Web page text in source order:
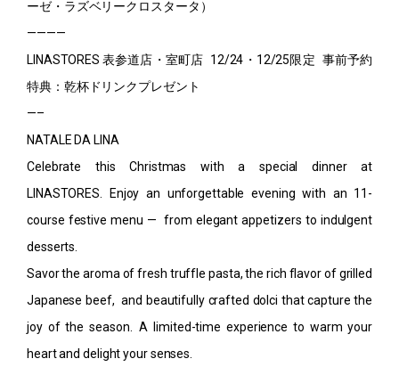
ーゼ・ラズベリークロスタータ）
————
LINASTORES 表参道店・室町店 12/24・12/25限定 事前予約
特典：乾杯ドリンクプレゼント
—–
NATALE DA LINA
Celebrate this Christmas with a special dinner at
LINASTORES. Enjoy an unforgettable evening with an 11-
course festive menu — from elegant appetizers to indulgent
desserts.
Savor the aroma of fresh truffle pasta, the rich flavor of grilled
Japanese beef, and beautifully crafted dolci that capture the
joy of the season. A limited-time experience to warm your
heart and delight your senses.